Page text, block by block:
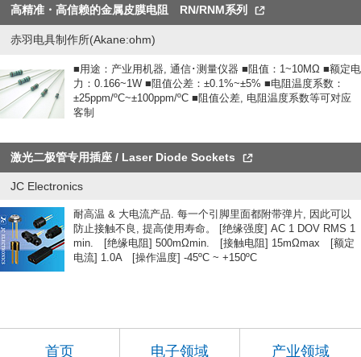
高精准・高信赖的金属皮膜电阻 RN/RNM系列
赤羽电具制作所(Akane:ohm)
■用途：产业用机器, 通信･测量仪器 ■阻值：1~10MΩ ■额定电
力：0.166~1W ■阻值公差：±0.1%~±5% ■电阻温度系数：
±25ppm/ºC~±100ppm/ºC ■阻值公差, 电阻温度系数等可对应
客制
激光二极管专用插座 / Laser Diode Sockets
JC Electronics
耐高温 & 大电流产品. 每一个引脚里面都附带弹片, 因此可以
防止接触不良, 提高使用寿命。 [绝缘强度] AC 1 DOV RMS 1
min. [绝缘电阻] 500mΩmin. [接触电阻] 15mΩmax [额定
电流] 1.0A [操作温度] -45ºC ~ +150ºC
首页 电子领域 产业领域